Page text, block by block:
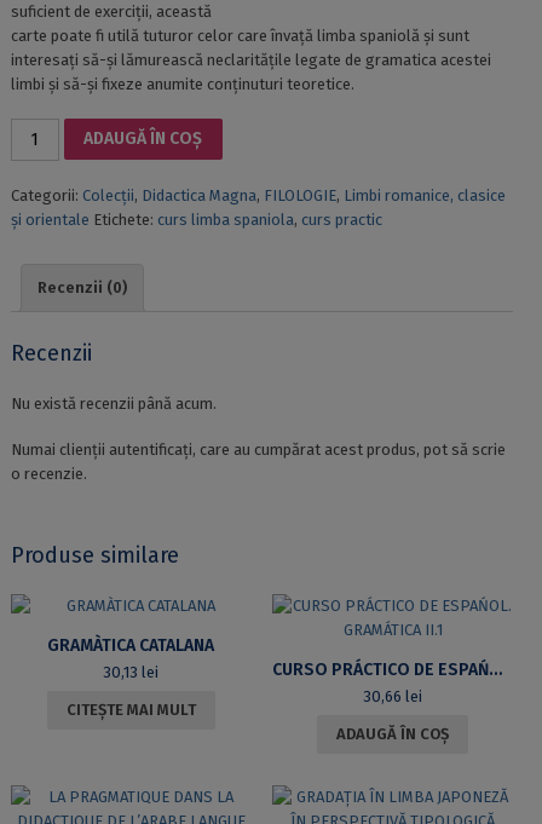
suficient de exerciții, această
carte poate fi utilă tuturor celor care învață limba spaniolă și sunt
interesați să-și lămurească neclaritățile legate de gramatica acestei
limbi și să-și fixeze anumite conținuturi teoretice.
DE
ESPAÑOL.
ADAUGĂ ÎN COȘ
Categorii: Colecții, Didactica Magna, FILOLOGIE, Limbi romanice, clasice
și orientale Etichete: curs limba spaniola, curs practic
Recenzii (0)
Recenzii
Nu există recenzii până acum.
Numai clienții autentificați, care au cumpărat acest produs, pot să scrie
o recenzie.
Produse similare
GRAMÀTICA CATALANA
30,13lei
CITEȘTE MAI MULT
CURSO PRÁCTICO DE ESPAŃOL. GRAMÁTICA II.1
30,66lei
ADAUGĂ ÎN COȘ